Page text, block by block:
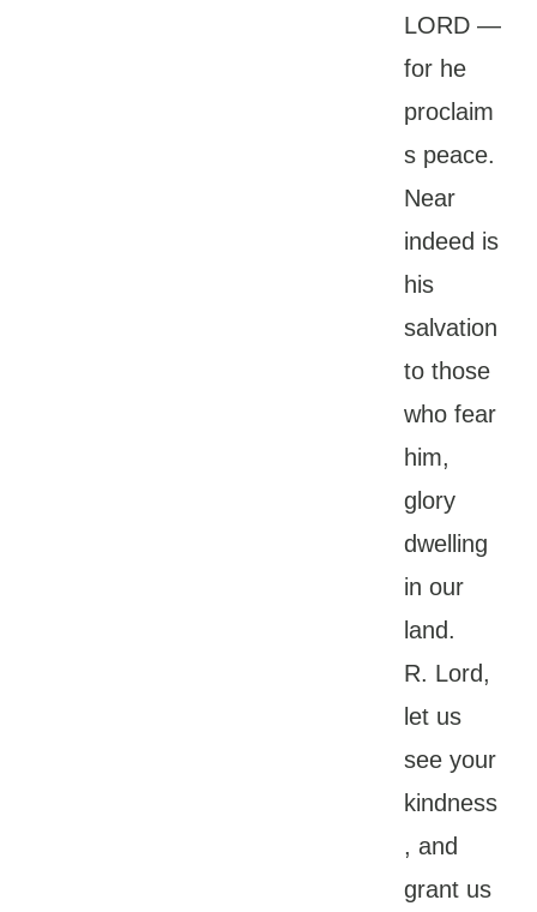
LORD —
for he
proclaim
s peace.
Near
indeed is
his
salvation
to those
who fear
him,
glory
dwelling
in our
land.
R. Lord,
let us
see your
kindness
, and
grant us